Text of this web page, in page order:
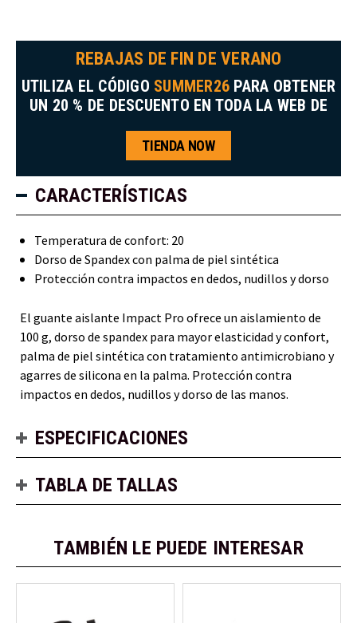
REBAJAS DE FIN DE VERANO
UTILIZA EL CÓDIGO SUMMER26 PARA OBTENER
UN 20 % DE DESCUENTO EN TODA LA WEB DE
TIENDA NOW
CARACTERÍSTICAS
Temperatura de confort: 20
Dorso de Spandex con palma de piel sintética
Protección contra impactos en dedos, nudillos y dorso
El guante aislante Impact Pro ofrece un aislamiento de
100 g, dorso de spandex para mayor elasticidad y confort,
palma de piel sintética con tratamiento antimicrobiano y
agarres de silicona en la palma. Protección contra
impactos en dedos, nudillos y dorso de las manos.
ESPECIFICACIONES
TABLA DE TALLAS
TAMBIÉN LE PUEDE INTERESAR